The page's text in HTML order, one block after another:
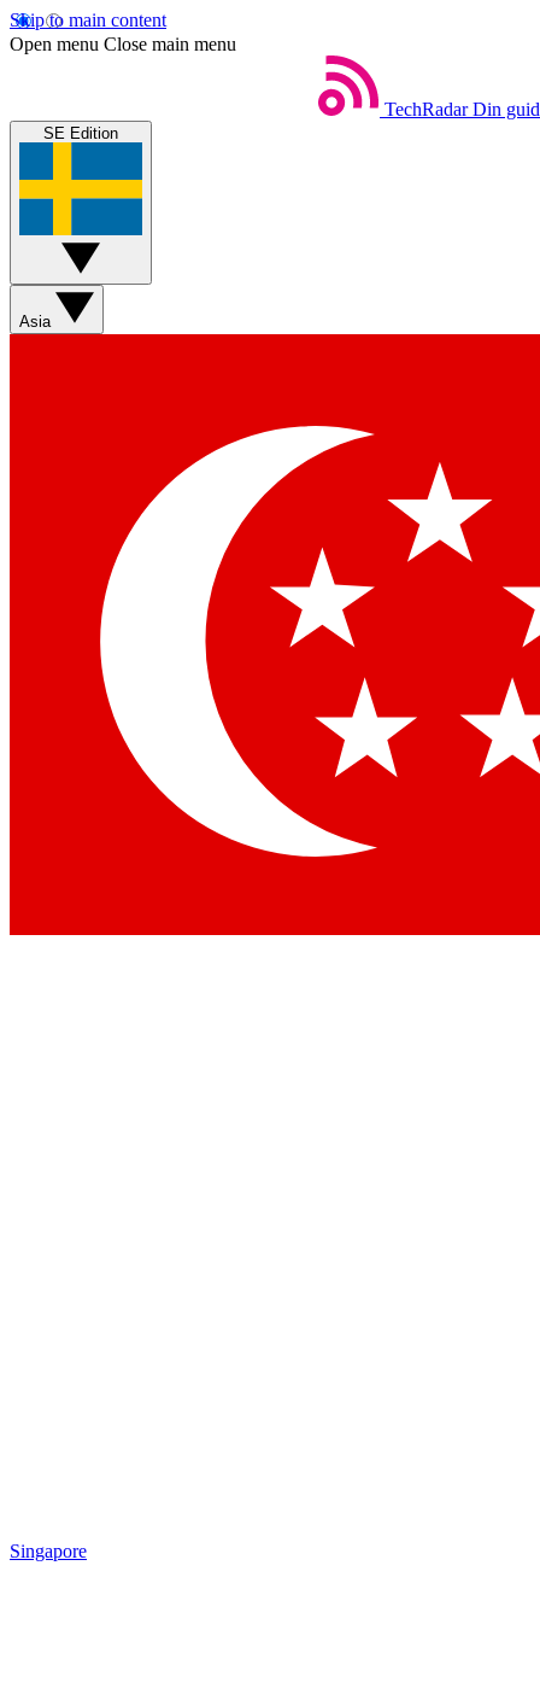
Skip to main content
Open menu Close main menu
TechRadar Din
SE Edition
Asia
Singapore